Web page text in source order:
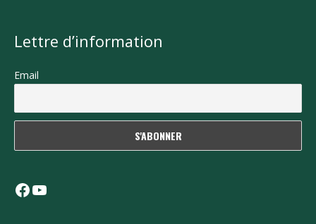
Lettre d’information
Email
Facebook
YouTube